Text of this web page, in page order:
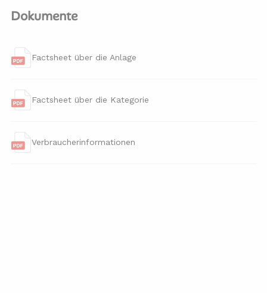
Dokumente
Factsheet über die Anlage
Factsheet über die Kategorie
Verbraucherinformationen